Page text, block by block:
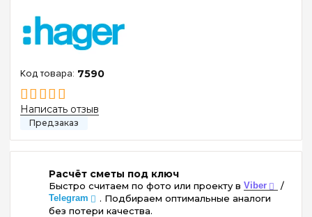
7590
Написать отзыв
Расчёт сметы под ключ
Быстро считаем по фото или проекту в Viber /
Telegram
. Подбираем оптимальные аналоги
без потери качества.